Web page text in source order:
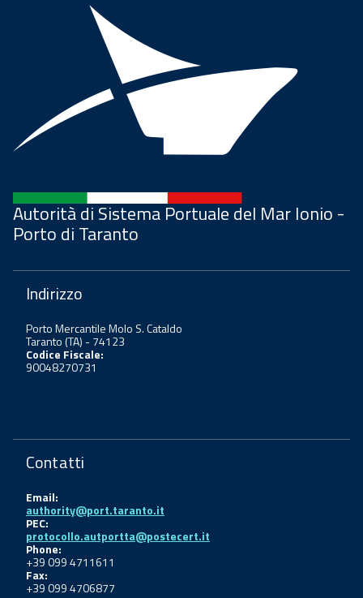
Autorità di Sistema Portuale del Mar Ionio -
Porto di Taranto
Indirizzo
Porto Mercantile Molo S. Cataldo
Taranto (TA) - 74123
Codice Fiscale:
90048270731
Contatti
Email:
authority@port.taranto.it
PEC:
protocollo.autportta@postecert.it
Phone:
+39 099 4711611
Fax:
+39 099 4706877